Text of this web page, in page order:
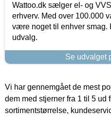
Wattoo.dk sælger el- og
erhverv. Med over 100.000
være noget til enhver smag.
udvalg.
Se udvalget
Vi har gennemgået de mest
dem med stjerner fra 1 til 5 ud
sortimentstørrelse,